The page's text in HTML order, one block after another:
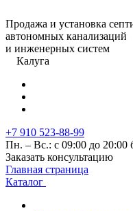
Продажа и установка
автономных канализаций
и инженерных систем
Калуга
+7 910 523-88-99
Пн. – Вс.: с 09:00 до 20:00
Заказать консультацию
Главная страница
Каталог